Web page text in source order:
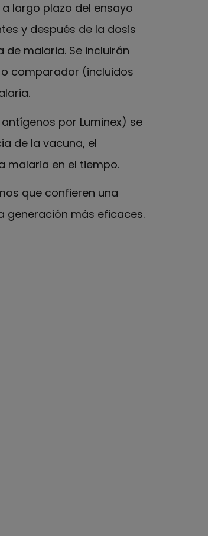
largo plazo del ensayo
y después de la dosis
de malaria. Se incluirán
comparador (incluidos
por Luminex) se
de la vacuna, el
malaria en el tiempo.
que confieren una
generación más eficaces.